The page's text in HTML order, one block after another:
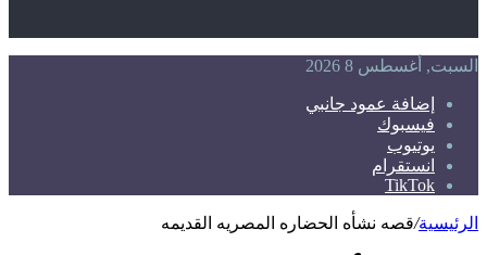
السبت, أغسطس 8 2026
إضافة عمود جانبي
فيسبوك
يوتيوب
انستقرام
TikTok
الرئيسية/قصه نشأه الحضاره المصريه القديمه